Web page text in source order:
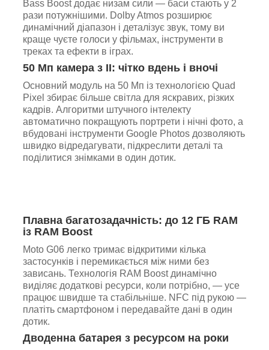
Bass Boost додає низам сили — баси стають у 2
рази потужнішими. Dolby Atmos розширює
динамічний діапазон і деталізує звук, тому ви
краще чуєте голоси у фільмах, інструменти в
треках та ефекти в іграх.
50 Мп камера з ІІ: чітко вдень і вночі
Основний модуль на 50 Мп із технологією Quad
Pixel збирає більше світла для яскравих, різких
кадрів. Алгоритми штучного інтелекту
автоматично покращують портрети і нічні фото, а
вбудовані інструменти Google Photos дозволяють
швидко відредагувати, підкреслити деталі та
поділитися знімками в один дотик.
Плавна багатозадачність: до 12 ГБ RAM
із RAM Boost
Moto G06 легко тримає відкритими кілька
застосунків і перемикається між ними без
зависань. Технологія RAM Boost динамічно
виділяє додаткові ресурси, коли потрібно, — усе
працює швидше та стабільніше. NFC під рукою —
платіть смартфоном і передавайте дані в один
дотик.
Дводенна батарея з ресурсом на роки